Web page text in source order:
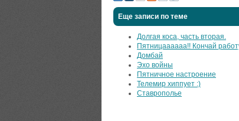
Еще записи по теме
Долгая коса, часть вторая.
Пятницаааааа!! Кончай
Домбай
Эхо войны
Пятничное настроение
Телемир хиппует :)
Ставрополье